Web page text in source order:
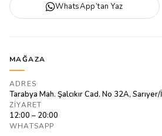
WhatsApp’tan Yaz
MAĞAZA
ADRES
Tarabya Mah. Şalcıkır Cad. No 32A,
ZIYARET
12:00 – 20:00
WHATSAPP